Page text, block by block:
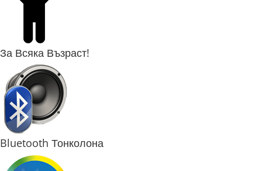
За Всяка Възраст!
Bluetooth Тонколона